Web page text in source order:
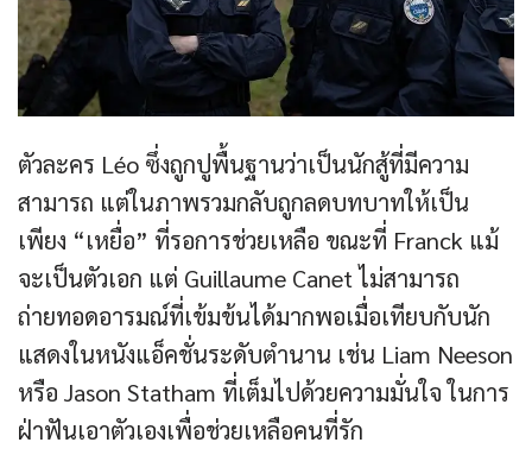
ตัวละคร Léo ซึ่งถูกปูพื้นฐานว่าเป็นนักสู้ที่มีความ
สามารถ แต่ในภาพรวมกลับถูกลดบทบาทให้เป็น
เพียง “เหยื่อ” ที่รอการช่วยเหลือ ขณะที่ Franck แม้
จะเป็นตัวเอก แต่ Guillaume Canet ไม่สามารถ
ถ่ายทอดอารมณ์ที่เข้มข้นได้มากพอเมื่อเทียบกับนัก
แสดงในหนังแอ็คชั่นระดับตำนาน เช่น Liam Neeson
หรือ Jason Statham ที่เต็มไปด้วยความมั่นใจ ในการ
ฝ่าฟันเอาตัวเองเพื่อช่วยเหลือคนที่รัก